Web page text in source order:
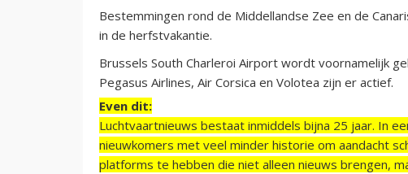
Bestemmingen rond de Middellandse Zee en de
in de herfstvakantie.
Brussels South Charleroi Airport wordt voornamelijk
Pegasus Airlines, Air Corsica en Volotea zijn er actief.
Even dit:
Luchtvaartnieuws bestaat inmiddels bijna 25 jaar. In
nieuwkomers met veel minder historie om aandacht
platforms te hebben die niet alleen nieuws brengen,